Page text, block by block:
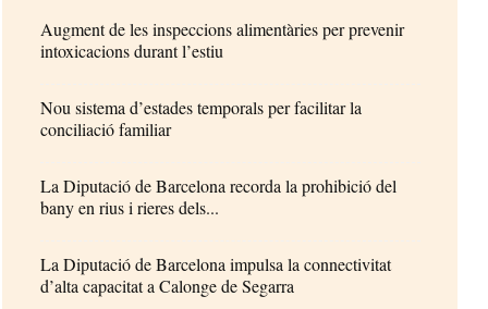
Augment de les inspeccions alimentàries per prevenir
intoxicacions durant l’estiu
Nou sistema d’estades temporals per facilitar la
conciliació familiar
La Diputació de Barcelona recorda la prohibició del
bany en rius i rieres dels...
La Diputació de Barcelona impulsa la connectivitat
d’alta capacitat a Calonge de Segarra